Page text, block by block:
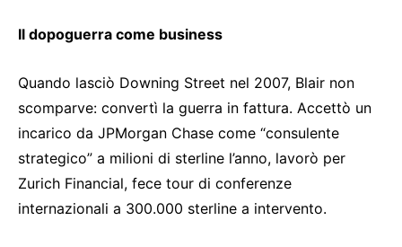
Il dopoguerra come business
Quando lasciò Downing Street nel 2007, Blair non
scomparve: convertì la guerra in fattura. Accettò un
incarico da JPMorgan Chase come “consulente
strategico” a milioni di sterline l’anno, lavorò per
Zurich Financial, fece tour di conferenze
internazionali a 300.000 sterline a intervento.